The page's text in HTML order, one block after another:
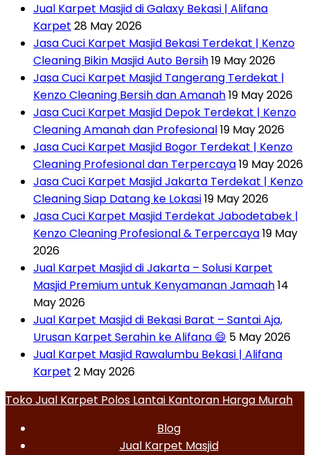
Jual Karpet Masjid di Galaxy Bekasi | Alifana
Karpet 28 May 2026
Jasa Cuci Karpet Masjid Bekasi Terdekat | Kenzo
Cleaning Bikin Masjid Auto Bersih19 May 2026
Jasa Cuci Karpet Masjid Tangerang Terdekat |
Kenzo Cleaning Bersih dan Amanah19 May 2026
Jasa Cuci Karpet Masjid Depok Terdekat | Kenzo
Cleaning Amanah dan Profesional19 May 2026
Jasa Cuci Karpet Masjid Bogor Terdekat | Kenzo
Cleaning Profesional dan Terpercaya19 May 2026
Jasa Cuci Karpet Masjid Jakarta Terdekat | Kenzo
Cleaning Siap Datang ke Lokasi19 May 2026
Jasa Cuci Karpet Masjid Terdekat Jabodetabek |
Kenzo Cleaning Profesional & Terpercaya19 May
2026
Jual Karpet Masjid di Jakarta – Solusi Karpet
Masjid Premium untuk Kenyamanan Jamaah14
May 2026
Jual Karpet Masjid di Bekasi Barat – Santai Aja,
Urusan Karpet Serahin ke Alifana 😄 5 May 2026
Jual Karpet Masjid Rawalumbu Bekasi | Alifana
Karpet 2 May 2026
Toko Jual Karpet Polos Lantai Kantoran Harga Murah
Blog
Jual Karpet Masjid